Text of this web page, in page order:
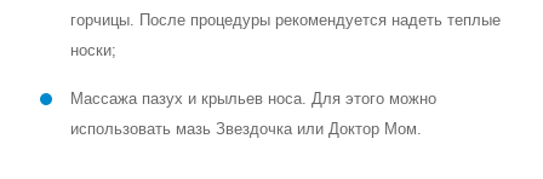
горчицы. После процедуры рекомендуется надеть теплые
носки;
Массажа пазух и крыльев носа. Для этого можно
использовать мазь Звездочка или Доктор Мом.